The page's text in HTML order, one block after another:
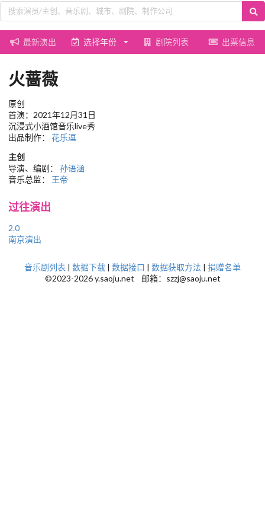
最新演出 选择年份 剧院列表 出票信息
火蔷薇
原创
首演：2021年12月31日
沉浸式小酒馆音乐live秀
出品制作： 花乐逗
主创
导演、编剧： 孙语涵
音乐总监： 王帝
过往演出
2.0
南京演出
音乐剧列表 | 数据下载 | 数据接口 | 数据获取方法 | 捐赠名单
©2023-2026 y.saoju.net 邮箱：szzj@saoju.net